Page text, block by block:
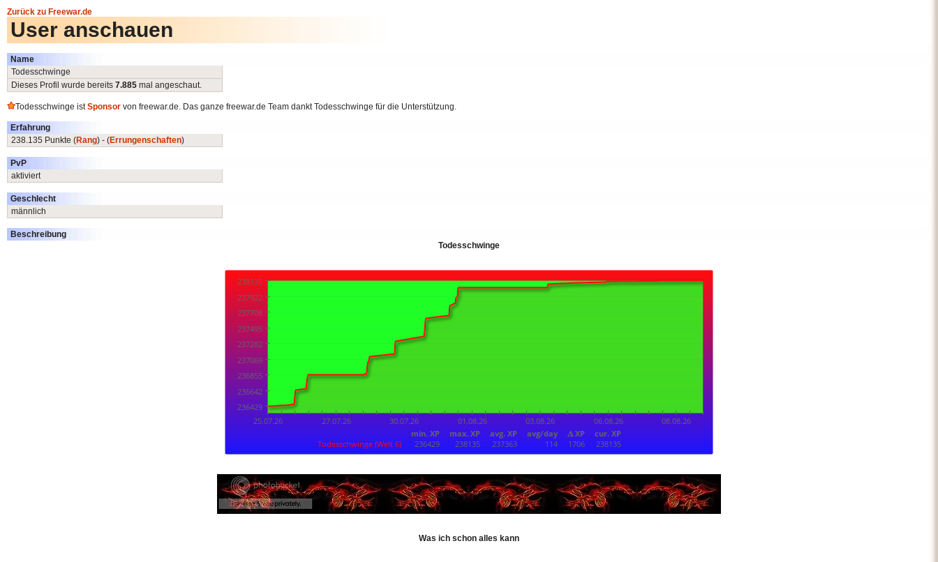
Zurück zu Freewar.de
User anschauen
Name
Todesschwinge
Dieses Profil wurde bereits 7.885 mal angeschaut.
Todesschwinge istSponsor von freewar.de. Das ganze freewar.de Team dankt Todesschwinge für die Unterstützung.
Erfahrung
238.135 Punkte (Rang) - (Errungenschaften)
PvP
aktiviert
Geschlecht
männlich
Beschreibung
Todesschwinge
Was ich schon alles kann